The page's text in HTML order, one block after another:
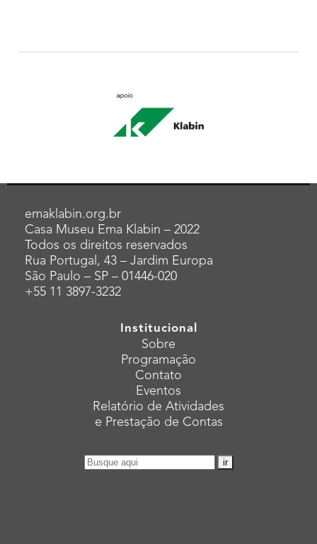
emaklabin.org.br
Casa Museu Ema Klabin – 2022
Todos os direitos reservados
Rua Portugal, 43 – Jardim Europa
São Paulo – SP – 01446-020
+55 11 3897-3232
Institucional
Sobre
Programação
Contato
Eventos
Relatório de Atividades
e Prestação de Contas